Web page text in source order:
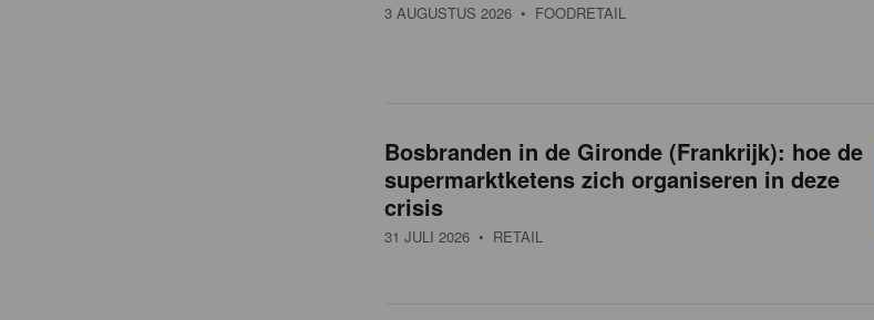
3 AUGUSTUS 2026 • FOODRETAIL
Bosbranden in de Gironde (Frankrijk): hoe de
supermarktketens zich organiseren in deze
crisis
31 JULI 2026 • RETAIL